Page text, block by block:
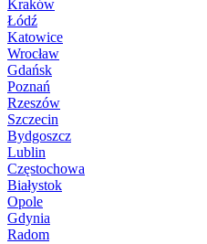
Kraków
Łódź
Katowice
Wrocław
Gdańsk
Poznań
Rzeszów
Szczecin
Bydgoszcz
Lublin
Częstochowa
Białystok
Opole
Gdynia
Radom